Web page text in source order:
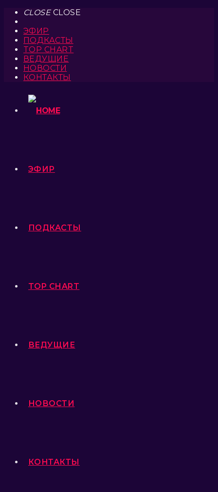
CLOSECLOSE
ЭФИР
ПОДКАСТЫ
TOP CHART
ВЕДУЩИЕ
НОВОСТИ
КОНТАКТЫ
ЭФИР
ПОДКАСТЫ
TOP CHART
ВЕДУЩИЕ
НОВОСТИ
КОНТАКТЫ